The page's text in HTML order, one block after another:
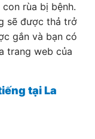
rùa bị bệnh.
sẽ được thả trở
gắn và bạn có
trang web của
tại La